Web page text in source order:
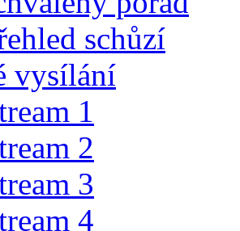
schůzí
vysílání
1
2
3
4